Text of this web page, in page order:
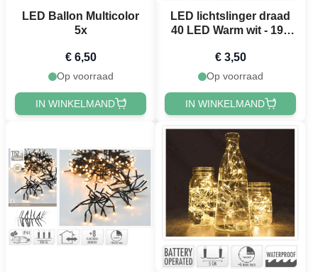
LED Ballon Multicolor
5x
€ 6,50
Op voorraad
IN WINKELMAND
LED lichtslinger draad
40 LED Warm wit - 195
€ 3,50
Op voorraad
IN WINKELMAND